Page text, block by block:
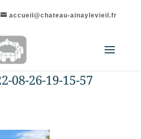
accueil@chateau-ainaylevieil.fr
08-26-19-15-57